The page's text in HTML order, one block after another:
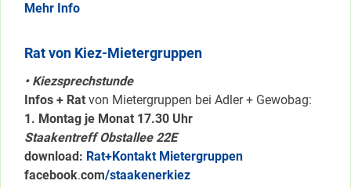
Mehr Info
Rat von Kiez-Mietergruppen
• Kiezsprechstunde
Infos + Rat von Mietergruppen bei Adler + Gewobag:
1. Montag je Monat 17.30 Uhr
Staakentreff Obstallee 22E
download: Rat+Kontakt Mietergruppen
facebook.com/staakenerkiez